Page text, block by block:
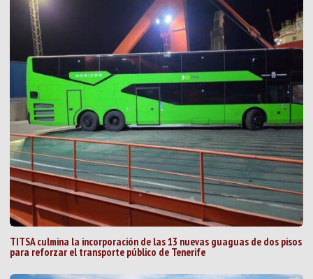
TITSA culmina la incorporación de las 13 nuevas guaguas de dos pisos
para reforzar el transporte público de Tenerife